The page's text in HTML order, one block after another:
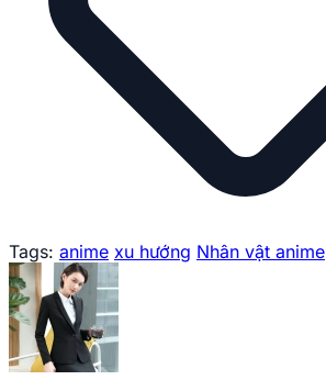
Tags: anime xu hướng Nhân vật anime